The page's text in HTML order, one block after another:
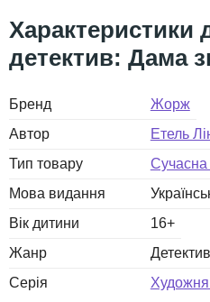
детектив: Дама
Бренд
Жорж
Автор
Етель
Тип товару
Сучасна
Мова видання
Вік дитини
16+
Жанр
Детектив
Серія
Художня